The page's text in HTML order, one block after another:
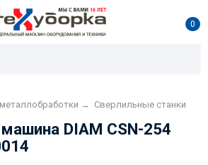
0
→ Сверлильные станки
DIAM CSN-254